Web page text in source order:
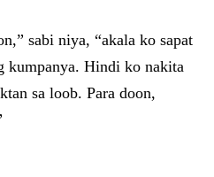
sabi niya, “akala ko sapat
kumpanya. Hindi ko nakita
sa loob. Para doon,